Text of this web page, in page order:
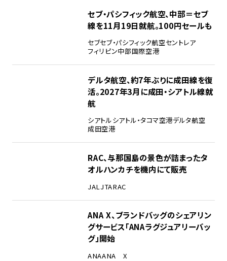
セブ・パシフィック航空、中部＝セブ
線を11月19日就航。100円セールも
セブセブ・パシフィック航空セントレア
フィリピン中部国際空港
デルタ航空、約7年ぶりに成田線を復
活。2027年3月に成田・シアトル線就
航
シアトルシアトル・タコマ空港デルタ航空
成田空港
RAC、与那国島の景色が詰まったタ
オルハンカチを機内にて販売
JAL JTARAC
ANA X、ブランドバッグのシェアリン
グサービス「ANAラグジュアリーバッ
グ」開始
ANAANA X